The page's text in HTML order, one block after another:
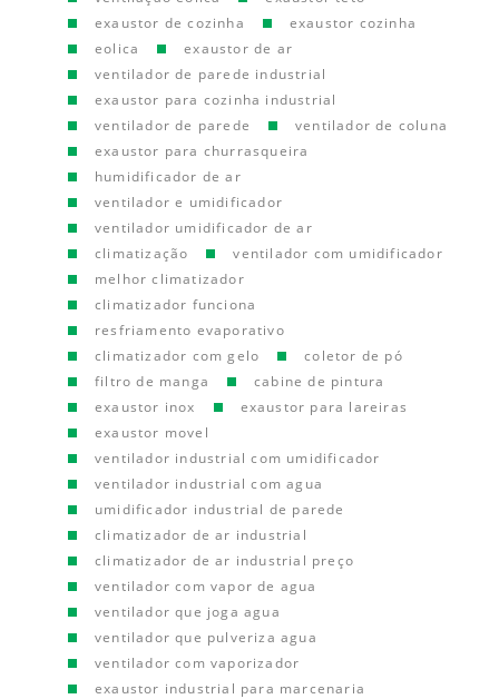
exaustor de cozinha
exaustor cozinha
eolica
exaustor de ar
ventilador de parede industrial
exaustor para cozinha industrial
ventilador de parede
ventilador de coluna
exaustor para churrasqueira
humidificador de ar
ventilador e umidificador
ventilador umidificador de ar
climatização
ventilador com umidificador
melhor climatizador
climatizador funciona
resfriamento evaporativo
climatizador com gelo
coletor de pó
filtro de manga
cabine de pintura
exaustor inox
exaustor para lareiras
exaustor movel
ventilador industrial com umidificador
ventilador industrial com agua
umidificador industrial de parede
climatizador de ar industrial
climatizador de ar industrial preço
ventilador com vapor de agua
ventilador que joga agua
ventilador que pulveriza agua
ventilador com vaporizador
exaustor industrial para marcenaria